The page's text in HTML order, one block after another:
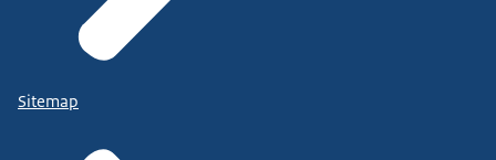
Sitemap